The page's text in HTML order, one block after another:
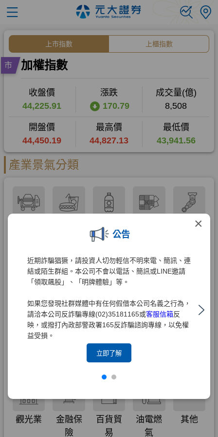
×
公告
近期詐騙猖獗，請投資人切勿輕信不明來電、簡訊、連
結或陌生群組。本公司不會以電話、簡訊或LINE邀請
「領取飆股」、「明牌體驗」等。
如果您發現社群媒體中有任何假借本公司名義之行為，
請洽本公司反詐騙專線(02)35181165或客服信箱反
映，或撥打內政部警政署165反詐騙諮詢專線，以免權
益受損。
立即了解